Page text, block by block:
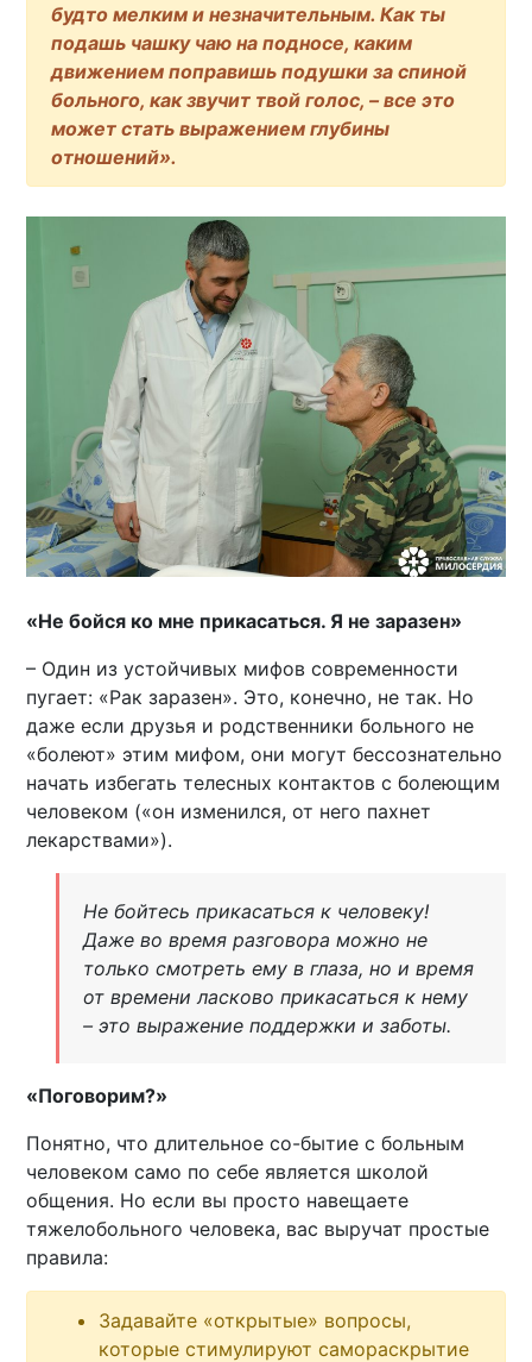
будто мелким и незначительным. Как ты
подашь чашку чаю на подносе, каким
движением поправишь подушки за спиной
больного, как звучит твой голос, – все это
может стать выражением глубины
отношений».
«Не бойся ко мне прикасаться. Я не заразен»
– Один из устойчивых мифов современности
пугает: «Рак заразен». Это, конечно, не так. Но
даже если друзья и родственники больного не
«болеют» этим мифом, они могут бессознательно
начать избегать телесных контактов с болеющим
человеком («он изменился, от него пахнет
лекарствами»).
Не бойтесь прикасаться к человеку!
Даже во время разговора можно не
только смотреть ему в глаза, но и время
от времени ласково прикасаться к нему
– это выражение поддержки и заботы.
«Поговорим?»
Понятно, что длительное со-бытие с больным
человеком само по себе является школой
общения. Но если вы просто навещаете
тяжелобольного человека, вас выручат простые
правила:
Задавайте «открытые» вопросы,
которые стимулируют самораскрытие